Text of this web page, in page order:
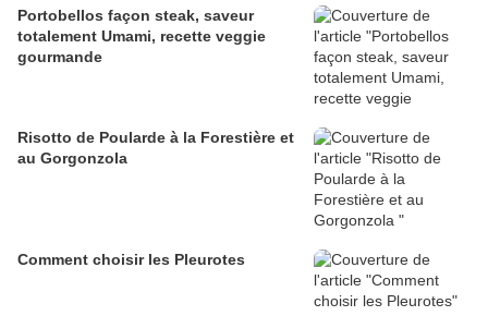
Portobellos façon steak, saveur
totalement Umami, recette veggie
gourmande
Risotto de Poularde à la Forestière et
au Gorgonzola
Comment choisir les Pleurotes